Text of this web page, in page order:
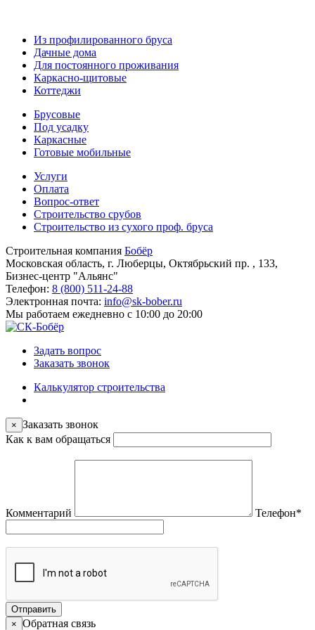
Из профилированного бруса
Дачные дома
Для постоянного проживания
Каркасно-щитовые
Коттеджи
Брусовые
Под усадку
Каркасные
Готовые мобильные
Услуги
Оплата
Вопрос-ответ
Строительство срубов
Строительство из сухого проф. бруса
Строительная компания Бобёр
Московская область, г. Люберцы, Октябрьский пр. , 133,
Бизнес-центр "Альянс"
Телефон: 8 (800) 511-24-88
Электронная почта: info@sk-bober.ru
Мы работаем ежедневно с 10:00 до 20:00
Задать вопрос
Заказать звонок
Калькулятор строительства
× Заказать звонок
Как к вам обращаться
Комментарий Телефон*
Отправить
× Обратная связь